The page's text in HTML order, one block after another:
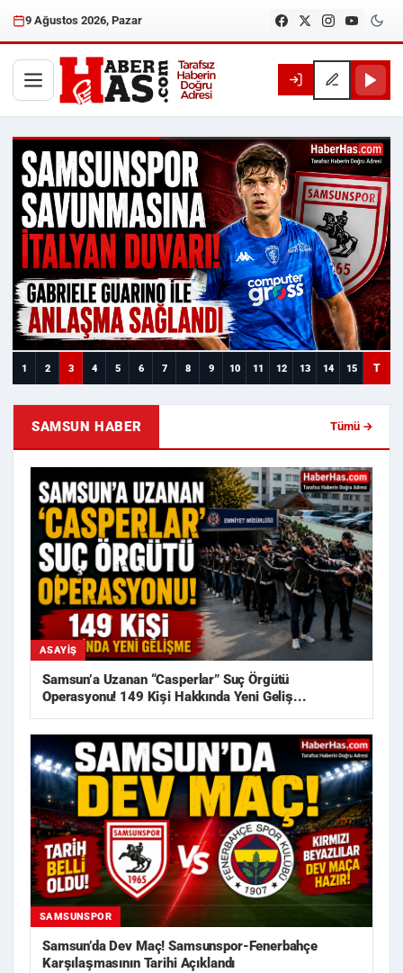
9 Ağustos 2026, Pazar
Haberhas — Samsun Son
1 2 3 4 5 6 7 8 9 10 11 12 13 14 15 T
SAMSUN HABER Tümü →
ASAYIŞ
Samsun’a Uzanan “Casperlar” Suç Örgütü
Operasyonu! 149 Kişi Hakkında Yeni Geliş...
SAMSUNSPOR
Samsun’da Dev Maç! Samsunspor-Fenerbahçe
Karşılaşmasının Tarihi Açıklandı